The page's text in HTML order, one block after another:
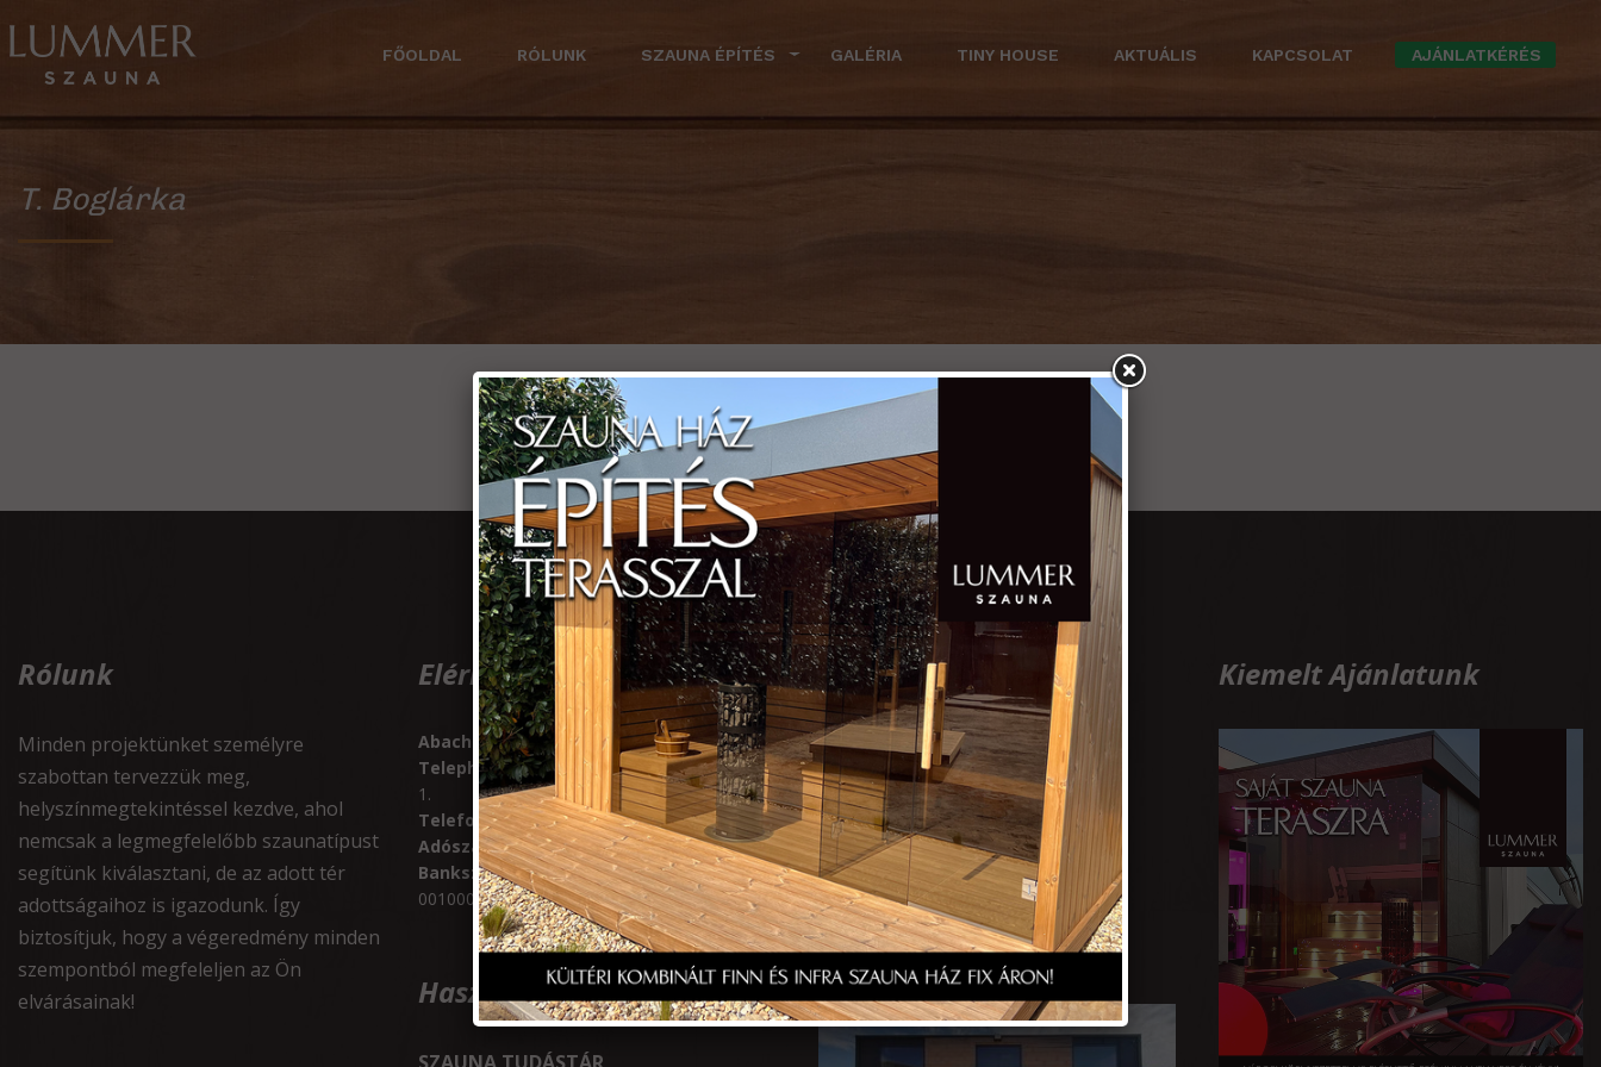
FŐOLDAL RÓLUNK SZAUNA ÉPÍTÉS GALÉRIA TINY HOUSE AKTUÁLIS KAPCSOLAT AJÁNLATKÉRÉS
T. Boglárka
Rólunk
Minden projektünket személyre
szabottan tervezzük meg,
helyszínmegtekintéssel kezdve, ahol
nemcsak a legmegfelelőbb szaunatípust
segítünk kiválasztani, de az adott tér
adottságaihoz is igazodunk. Így
biztosítjuk, hogy a végeredmény minden
szempontból megfeleljen az Ön
elvárásainak!
Elérhetőségeink
Abachi Wellness Kft.
Telephely:2142 Nagytarcsa Felső Ipari Körút
1.
Telefon:+36703355049
Adószám:24316316-2-13
Bankszámlaszám:12021006-01388274-
00100002
Hasznos
Kövessen Minket
Facebook Instagram TikTok
Ajánlatunk
ELADÓ ÚJ TINY HOUSE >>>
Kiemelt Ajánlatunk